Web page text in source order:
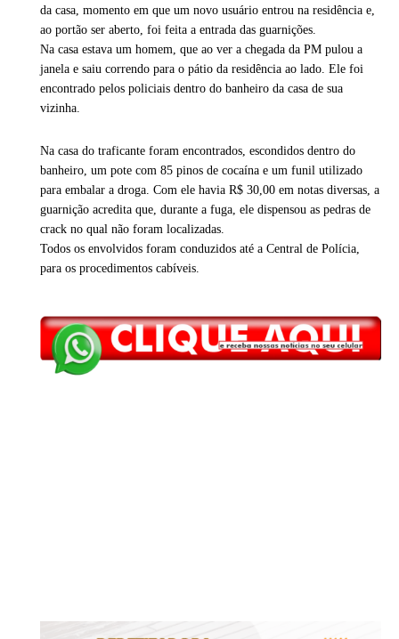
da casa, momento em que um novo usuário entrou na residência e,
ao portão ser aberto, foi feita a entrada das guarnições.
Na casa estava um homem, que ao ver a chegada da PM pulou a
janela e saiu correndo para o pátio da residência ao lado. Ele foi
encontrado pelos policiais dentro do banheiro da casa de sua
vizinha.
Na casa do traficante foram encontrados, escondidos dentro do
banheiro, um pote com 85 pinos de cocaína e um funil utilizado
para embalar a droga. Com ele havia R$ 30,00 em notas diversas, a
guarnição acredita que, durante a fuga, ele dispensou as pedras de
crack no qual não foram localizadas.
Todos os envolvidos foram conduzidos até a Central de Polícia,
para os procedimentos cabíveis.